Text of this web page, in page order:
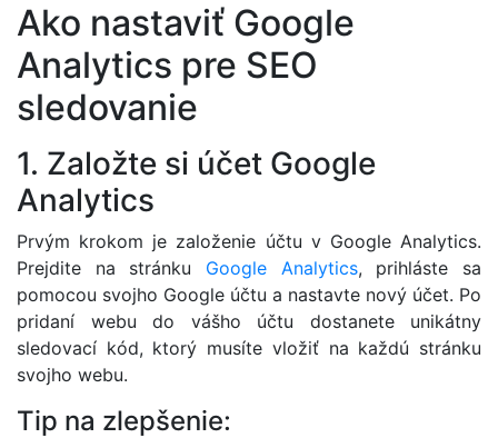
Ako nastaviť Google
Analytics pre SEO
sledovanie
1. Založte si účet Google
Analytics
Prvým krokom je založenie účtu v Google Analytics.
Prejdite na stránku Google Analytics, prihláste sa
pomocou svojho Google účtu a nastavte nový účet. Po
pridaní webu do vášho účtu dostanete unikátny
sledovací kód, ktorý musíte vložiť na každú stránku
svojho webu.
Tip na zlepšenie: